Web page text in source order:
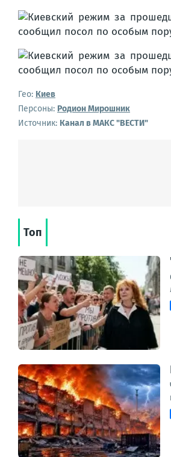
Гео: Киев
Персоны: Родион Мирошник
Источник: Канал в МАКС "ВЕСТИ"
Топ